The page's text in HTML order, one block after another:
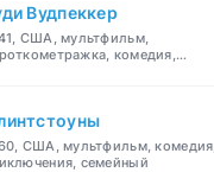
Вудпеккер
США, мультфильм,
комедия,
США, мультфильм, комедия,
семейный